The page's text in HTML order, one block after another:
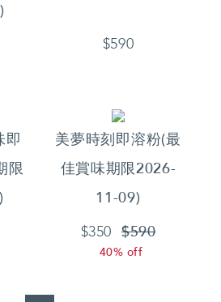
$590
即
限
美夢時刻即溶粉(最
佳賞味期限2026-
11-09)
$350 $590
40% off